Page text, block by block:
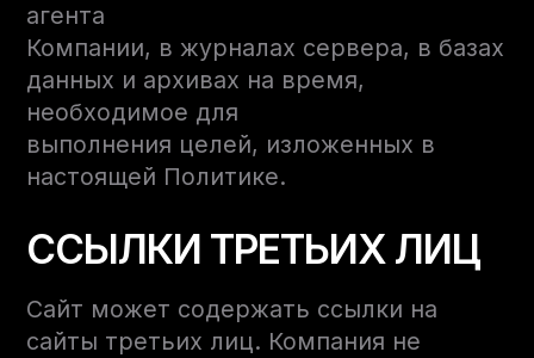
агента
Компании, в журналах сервера, в базах
данных и архивах на время,
необходимое для
выполнения целей, изложенных в
настоящей Политике.
ССЫЛКИ ТРЕТЬИХ ЛИЦ
Сайт может содержать ссылки на
сайты третьих лиц. Компания не